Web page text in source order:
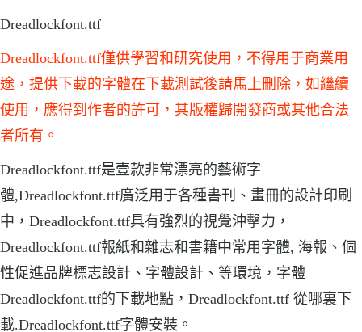
Dreadlockfont.ttf
Dreadlockfont.ttf僅供學習和研究使用，不得用于商業用
途，提供下載的字體在下載測試後請馬上刪除，如繼續
使用，應得到作者的許可，其版權歸開發商或其他合法
者所有。
Dreadlockfont.ttf是壹款非常漂亮的藝術字
體,Dreadlockfont.ttf廣泛用于各種書刊、畫冊的設計印刷
中，Dreadlockfont.ttf具有強烈的視覺沖擊力，
Dreadlockfont.ttf報紙和雜志和書籍中常用字體, 海報、個
性促進品牌標志設計、字體設計、等環境，字體
Dreadlockfont.ttf的下載地點，Dreadlockfont.ttf 從哪裏下
載.Dreadlockfont.ttf字體安裝。